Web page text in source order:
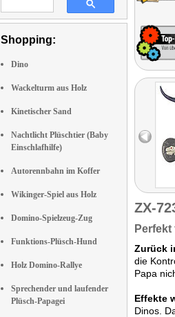
Shopping:
Dino
Wackelturm aus Holz
Kinetischer Sand
Nachtlicht Plüschtier (Baby
Einschlafhilfe)
Autorennbahn im Koffer
Wikinger-Spiel aus Holz
Domino-Spielzeug-Zug
Funktions-Plüsch-Hund
Holz Domino-Rallye
Sprechender und laufender
Plüsch-Papagei
ZX-
Zurück
die
Papa
Effekte
Dinos.